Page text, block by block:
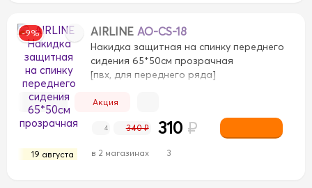
Дерево ЗамшаЗамша
-9% AIRLINE AO-CS-18
Накидка защитная на спинку переднего
сидения 65*50см прозрачная
[пвх, для переднего ряда]
Акция
19 августа в 2 магазинах 3
4 340 ₽ 310 ₽